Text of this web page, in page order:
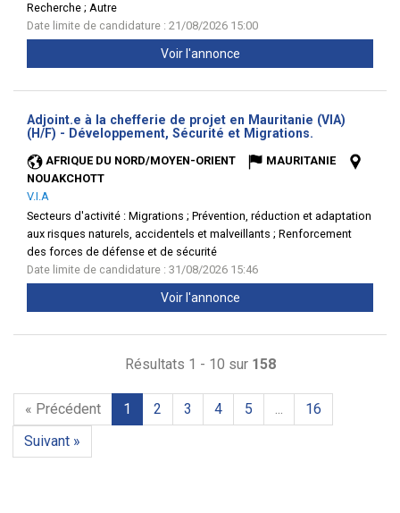
Recherche ; Autre
Date limite de candidature : 21/08/2026 15:00
Voir l'annonce
Adjoint.e à la chefferie de projet en Mauritanie (VIA)
(H/F) - Développement, Sécurité et Migrations.
AFRIQUE DU NORD/MOYEN-ORIENT
MAURITANIE
NOUAKCHOTT
V.I.A
Secteurs d'activité : Migrations ; Prévention, réduction et adaptation
aux risques naturels, accidentels et malveillants ; Renforcement
des forces de défense et de sécurité
Date limite de candidature : 31/08/2026 15:46
Voir l'annonce
Résultats 1 - 10 sur 158
« Précédent 1 2 3 4 5 ...
16
Suivant »